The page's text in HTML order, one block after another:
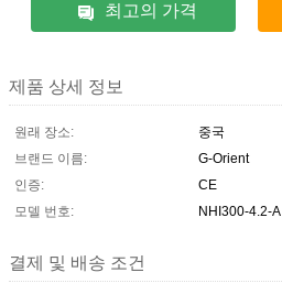
최고의 가격
제품 상세 정보
원래 장소:
중국
브랜드 이름:
G-Orient
인증:
CE
모델 번호:
NHI300-4.2-A
결제 및 배송 조건